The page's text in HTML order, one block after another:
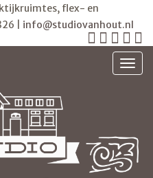
flex- en
| info@studiovanhout.nl